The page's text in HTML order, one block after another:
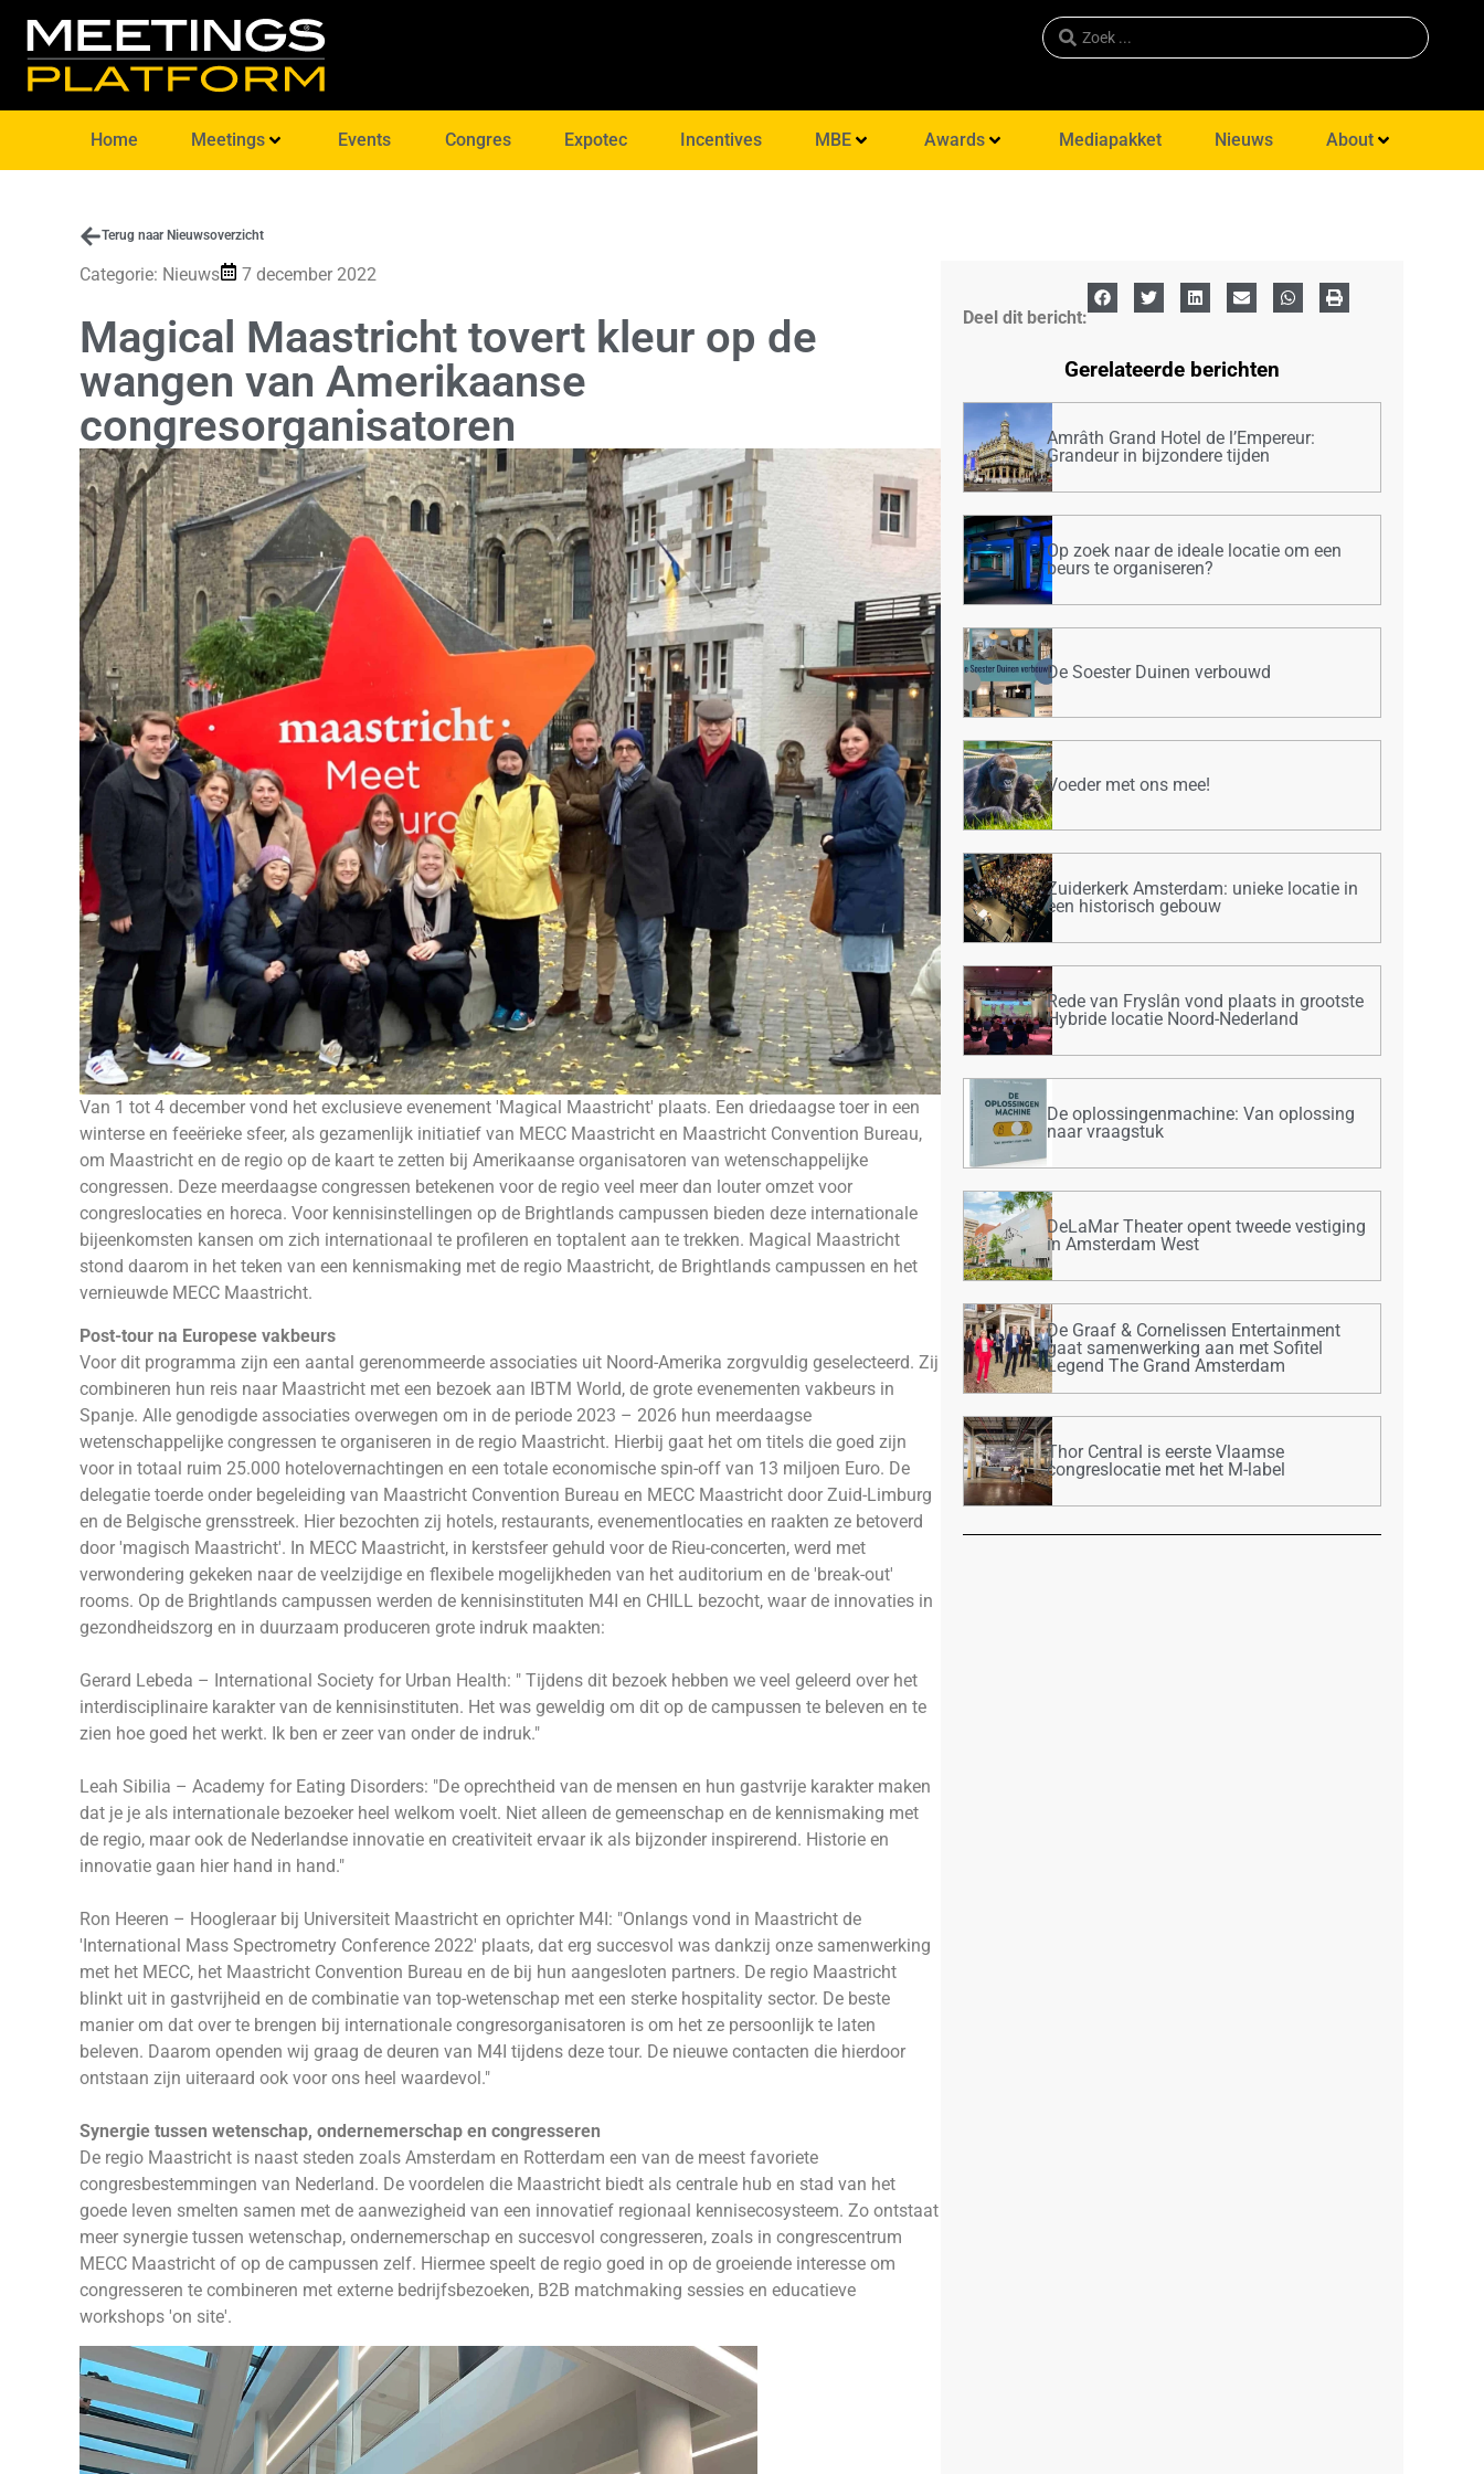
Home Meetings Events Congres Expotec Incentives MBE Awards Mediapakket Nieuws About
Terug naar Nieuwsoverzicht
Categorie: Nieuws 7 december 2022
Magical Maastricht tovert kleur op de
wangen van Amerikaanse
congresorganisatoren
Van 1 tot 4 december vond het exclusieve evenement 'Magical Maastricht' plaats. Een driedaagse toer in een
winterse en feeërieke sfeer, als gezamenlijk initiatief van MECC Maastricht en Maastricht Convention Bureau,
om Maastricht en de regio op de kaart te zetten bij Amerikaanse organisatoren van wetenschappelijke
congressen. Deze meerdaagse congressen betekenen voor de regio veel meer dan louter omzet voor
congreslocaties en horeca. Voor kennisinstellingen op de Brightlands campussen bieden deze internationale
bijeenkomsten kansen om zich internationaal te profileren en toptalent aan te trekken. Magical Maastricht
stond daarom in het teken van een kennismaking met de regio Maastricht, de Brightlands campussen en het
vernieuwde MECC Maastricht.
Post-tour na Europese vakbeurs
Voor dit programma zijn een aantal gerenommeerde associaties uit Noord-Amerika zorgvuldig geselecteerd. Zij
combineren hun reis naar Maastricht met een bezoek aan IBTM World, de grote evenementen vakbeurs in
Spanje. Alle genodigde associaties overwegen om in de periode 2023 – 2026 hun meerdaagse
wetenschappelijke congressen te organiseren in de regio Maastricht. Hierbij gaat het om titels die goed zijn
voor in totaal ruim 25.000 hotelovernachtingen en een totale economische spin-off van 13 miljoen Euro. De
delegatie toerde onder begeleiding van Maastricht Convention Bureau en MECC Maastricht door Zuid-Limburg
en de Belgische grensstreek. Hier bezochten zij hotels, restaurants, evenementlocaties en raakten ze betoverd
door 'magisch Maastricht'. In MECC Maastricht, in kerstsfeer gehuld voor de Rieu-concerten, werd met
verwondering gekeken naar de veelzijdige en flexibele mogelijkheden van het auditorium en de 'break-out'
rooms. Op de Brightlands campussen werden de kennisinstituten M4I en CHILL bezocht, waar de innovaties in
gezondheidszorg en in duurzaam produceren grote indruk maakten:
Gerard Lebeda – International Society for Urban Health: " Tijdens dit bezoek hebben we veel geleerd over het
interdisciplinaire karakter van de kennisinstituten. Het was geweldig om dit op de campussen te beleven en te
zien hoe goed het werkt. Ik ben er zeer van onder de indruk."
Leah Sibilia – Academy for Eating Disorders: "De oprechtheid van de mensen en hun gastvrije karakter maken
dat je je als internationale bezoeker heel welkom voelt. Niet alleen de gemeenschap en de kennismaking met
de regio, maar ook de Nederlandse innovatie en creativiteit ervaar ik als bijzonder inspirerend. Historie en
innovatie gaan hier hand in hand."
Ron Heeren – Hoogleraar bij Universiteit Maastricht en oprichter M4I: "Onlangs vond in Maastricht de
'International Mass Spectrometry Conference 2022' plaats, dat erg succesvol was dankzij onze samenwerking
met het MECC, het Maastricht Convention Bureau en de bij hun aangesloten partners. De regio Maastricht
blinkt uit in gastvrijheid en de combinatie van top-wetenschap met een sterke hospitality sector. De beste
manier om dat over te brengen bij internationale congresorganisatoren is om het ze persoonlijk te laten
beleven. Daarom openden wij graag de deuren van M4I tijdens deze tour. De nieuwe contacten die hierdoor
ontstaan zijn uiteraard ook voor ons heel waardevol."
Synergie tussen wetenschap, ondernemerschap en congresseren
De regio Maastricht is naast steden zoals Amsterdam en Rotterdam een van de meest favoriete
congresbestemmingen van Nederland. De voordelen die Maastricht biedt als centrale hub en stad van het
goede leven smelten samen met de aanwezigheid van een innovatief regionaal kennisecosysteem. Zo ontstaat
meer synergie tussen wetenschap, ondernemerschap en succesvol congresseren, zoals in congrescentrum
MECC Maastricht of op de campussen zelf. Hiermee speelt de regio goed in op de groeiende interesse om
congresseren te combineren met externe bedrijfsbezoeken, B2B matchmaking sessies en educatieve
workshops 'on site'.
Deel dit bericht:
Gerelateerde berichten
Amrâth Grand Hotel de l’Empereur:
Grandeur in bijzondere tijden
Op zoek naar de ideale locatie om een
beurs te organiseren?
De Soester Duinen verbouwd
Voeder met ons mee!
Zuiderkerk Amsterdam: unieke locatie in
een historisch gebouw
Rede van Fryslân vond plaats in grootste
Hybride locatie Noord-Nederland
De oplossingenmachine: Van oplossing
naar vraagstuk
DeLaMar Theater opent tweede vestiging
in Amsterdam West
De Graaf & Cornelissen Entertainment
gaat samenwerking aan met Sofitel
Legend The Grand Amsterdam
Thor Central is eerste Vlaamse
congreslocatie met het M-label